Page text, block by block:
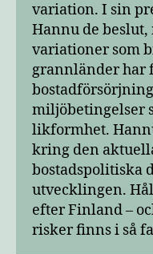
variation. I sin
Hannu de
variationer som
grannländer har
miljöbetingelser
likformhet.
kring den
bostadspolitiska
utvecklingen.
efter Finland –
risker finns i så